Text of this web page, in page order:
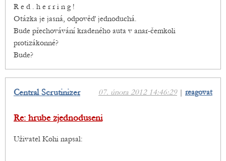
R e d . h e r r i n g !
Otázka je jasná, odpověď jednoduchá.
Bude přechovávání kradeného auta v anar-čemkoli
protizákonné?
Bude?
07. února 2012 14:46:29| reagovat
Central Scrutinizer
Re: hrube zjednoduseni
Uživatel Kohi napsal: